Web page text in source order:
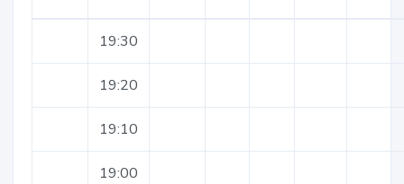
19:30
19:20
19:10
19:00